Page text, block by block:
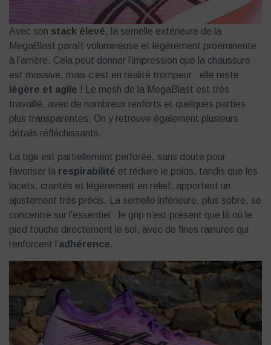
Avec son stack élevé, la semelle extérieure de la
MegaBlast paraît volumineuse et légèrement proéminente
à l’arrière. Cela peut donner l’impression que la chaussure
est massive, mais c’est en réalité trompeur : elle reste
légère et agile ! Le mesh de la MegaBlast est très
travaillé, avec de nombreux renforts et quelques parties
plus transparentes. On y retrouve également plusieurs
détails réfléchissants.
La tige est partiellement perforée, sans doute pour
favoriser la respirabilité et réduire le poids, tandis que les
lacets, crantés et légèrement en relief, apportent un
ajustement très précis. La semelle inférieure, plus sobre, se
concentre sur l’essentiel : le grip n’est présent que là où le
pied touche directement le sol, avec de fines rainures qui
renforcent l’adhérence.